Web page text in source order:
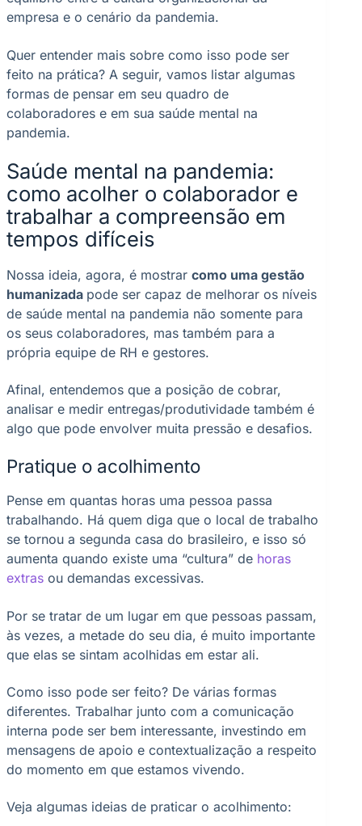
empresa e o cenário da pandemia.
Quer entender mais sobre como isso pode ser
feito na prática? A seguir, vamos listar algumas
formas de pensar em seu quadro de
colaboradores e em sua saúde mental na
pandemia.
Saúde mental na pandemia:
como acolher o colaborador e
trabalhar a compreensão em
tempos difíceis
Nossa ideia, agora, é mostrar como uma gestão
humanizada pode ser capaz de melhorar os níveis
de saúde mental na pandemia não somente para
os seus colaboradores, mas também para a
própria equipe de RH e gestores.
Afinal, entendemos que a posição de cobrar,
analisar e medir entregas/produtividade também é
algo que pode envolver muita pressão e desafios.
Pratique o acolhimento
Pense em quantas horas uma pessoa passa
trabalhando. Há quem diga que o local de trabalho
se tornou a segunda casa do brasileiro, e isso só
aumenta quando existe uma “cultura” de horas
extras ou demandas excessivas.
Por se tratar de um lugar em que pessoas passam,
às vezes, a metade do seu dia, é muito importante
que elas se sintam acolhidas em estar ali.
Como isso pode ser feito? De várias formas
diferentes. Trabalhar junto com a comunicação
interna pode ser bem interessante, investindo em
mensagens de apoio e contextualização a respeito
do momento em que estamos vivendo.
Veja algumas ideias de praticar o acolhimento: